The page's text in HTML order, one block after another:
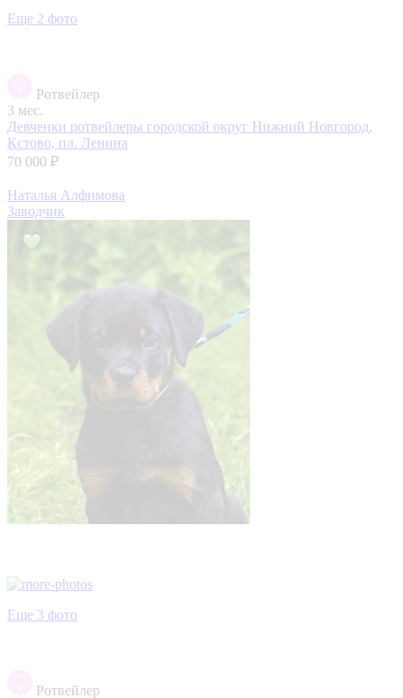
Еще 2 фото
Ротвейлер
3 мес.
Девченки ротвейлеры городской округ Нижний Новгород,
Кстово, пл. Ленина
70 000 ₽
Наталья Алфимова
Заводчик
Еще 3 фото
Ротвейлер